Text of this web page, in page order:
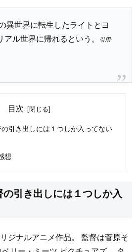
異世界に転生したライトとヨ
アル世界に帰れるという。
引用-
目次
引き出しには１つしか入ってない
想
引き出しには１つしか入
ジナルアニメ作品。
監督は菅原そ